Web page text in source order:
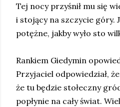
Tej nocy przyśnił mu się
i stojący na szczycie góry.
potężne, jakby wyło sto
Rankiem Giedymin
Przyjaciel odpowiedział,
że tu będzie stołeczny
popłynie na cały świat.